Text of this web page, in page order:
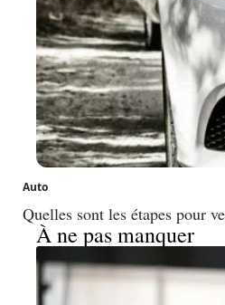
Auto
Quelles sont les étapes pour
À ne pas manquer